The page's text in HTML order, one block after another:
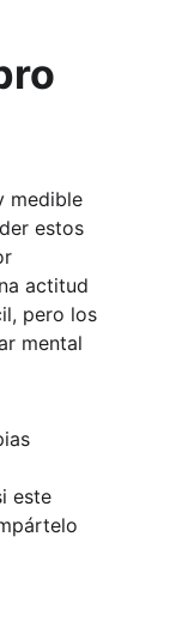
medible
estos
actitud
pero los
mental
este